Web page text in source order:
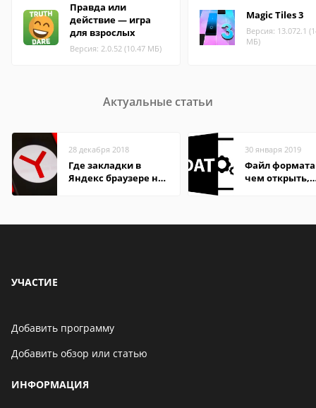
Правда или
действие — игра
для взрослых
Версия: 2.0.52 (10.47 МБ)
Magic Tiles 3
Версия: 13.072.1
МБ)
Актуальные статьи
28 декабря 2018
Где закладки в
Яндекс браузере на
30 января 2019
Файл формата
чем открыть,
УЧАСТИЕ
Добавить программу
Добавить обзор или статью
ИНФОРМАЦИЯ